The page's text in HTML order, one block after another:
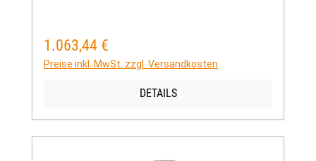
Regulärer Preis:
1.063,44 €
Preise inkl. MwSt. zzgl. Versandkosten
DETAILS